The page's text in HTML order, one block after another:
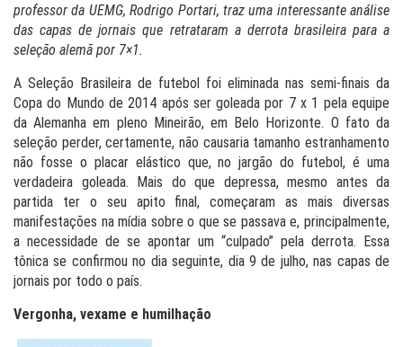
professor da UEMG, Rodrigo Portari, traz uma interessante análise
das capas de jornais que retrataram a derrota brasileira para a
seleção alemã por 7×1.
A Seleção Brasileira de futebol foi eliminada nas semi-finais da
Copa do Mundo de 2014 após ser goleada por 7 x 1 pela equipe
da Alemanha em pleno Mineirão, em Belo Horizonte. O fato da
seleção perder, certamente, não causaria tamanho estranhamento
não fosse o placar elástico que, no jargão do futebol, é uma
verdadeira goleada. Mais do que depressa, mesmo antes da
partida ter o seu apito final, começaram as mais diversas
manifestações na mídia sobre o que se passava e, principalmente,
a necessidade de se apontar um “culpado” pela derrota. Essa
tônica se confirmou no dia seguinte, dia 9 de julho, nas capas de
jornais por todo o país.
Vergonha, vexame e humilhação